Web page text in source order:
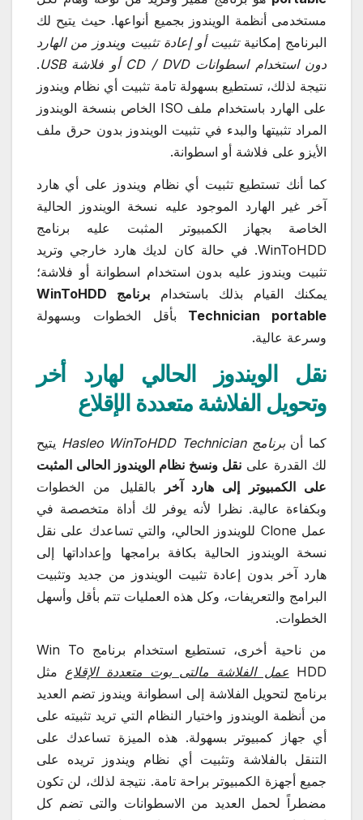
مستخدمى أنظمة الويندوز بجميع أنواعها. حيث يتيح لك
البرنامج إمكانيةتثبيت أو إعادة تثبيت ويندوز من الهارد
دون استخدام اسطوانات CD / DVD أو فلاشة USB
.
نتيجة لذلك، تستطيع بسهولة تامة تثبيت أي نظام ويندوز
على الهارد باستخدام ملف ISO الخاص بنسخة الويندوز
المراد تثبيتها والبدء في تثبيت الويندوز بدون حرق ملف
الأيزو على فلاشة أو اسطوانة.
كما أنك تستطيع تثبيت أي نظام ويندوز على أي هارد
آخر غير الهارد الموجود عليه نسخة الويندوز الحالية
الخاصة بجهاز الكمبيوتر المثبت عليه برنامج
WinToHDD. في حالة كان لديك هارد خارجي وتريد
تثبيت ويندوز عليه بدون استخدام اسطوانة أو فلاشة؛
يمكنك القيام بذلك باستخدام
برنامج WinToHDD
Technician portable بأقل الخطوات وبسهولة
وسرعة عالية.
نقل الويندوز الحالي لهارد أخر
وتحويل الفلاشة متعددة الإقلاع
كما أنبرنامج Hasleo WinToHDD Technician
يتيح
لك القدرة على نقل ونسخ نظام الويندوز الحالى المثبت
على الكمبيوتر إلى هارد آخر
بالقليل من الخطوات
وبكفاءة عالية. نظرا لأنه يوفر لك أداة متخصصة في
عمل Clone للويندوز الحالي، والتي تساعدك على نقل
نسخة الويندوز الحالية بكافة برامجها وإعداداتها إلى
هارد آخر بدون إعادة تثبيت الويندوز من جديد وتثبيت
البرامج والتعريفات، وكل هذه العمليات تتم بأقل وأسهل
الخطوات.
من ناحية أخرى، تستطيع استخدام برنامج Win To
HDD عمل الفلاشة مالتى بوت متعددة الإقلاع مثل
برنامج لتحويل الفلاشة إلى اسطوانة ويندوز تضم العديد
من أنظمة الويندوز واختيار النظام التي تريد تثبيته على
أي جهاز كمبيوتر بسهولة. هذه الميزة تساعدك على
التنقل بالفلاشة وتثبيت أي نظام ويندوز تريده على
جميع أجهزة الكمبيوتر براحة تامة. نتيجة لذلك، لن تكون
مضطراً لحمل العديد من الاسطوانات والتى تضم كل